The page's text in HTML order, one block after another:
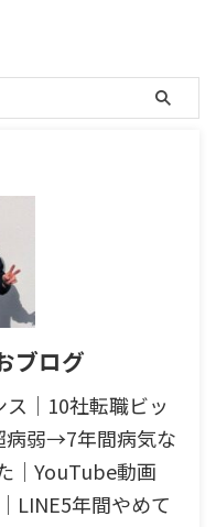
ブログ
ス│10社転職ビッ
弱→7年間病気な
│YouTube動画
年間やめて